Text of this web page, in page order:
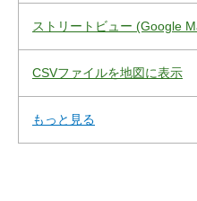
ストリートビュー (Google
CSVファイルを地図に表示
もっと見る